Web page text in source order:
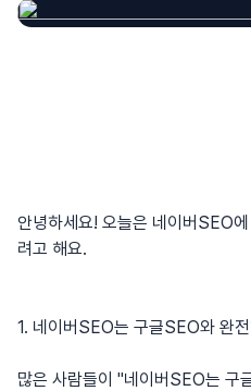
안녕하세요! 오늘은 네이버SEO
려고 해요.
1. 네이버SEO는 구글SEO와 완
많은 사람들이 "네이버SEO는 구